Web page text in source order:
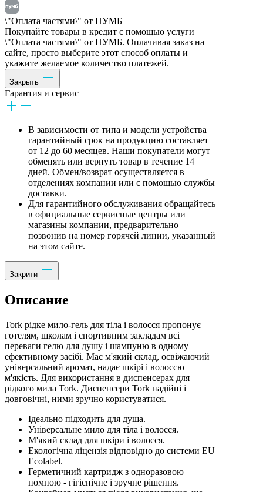
\"Оплата частями\" от ПУМБ
Покупайте товары в кредит с помощью услуги
\"Оплата частями\" от ПУМБ. Оплачивая заказ на
сайте, просто выберите этот способ оплаты и
укажите желаемое количество платежей.
Закрыть
Гарантия и сервис
В зависимости от типа и модели устройства
гарантийный срок на продукцию составляет
от 12 до 60 месяцев. Наши покупатели могут
обменять или вернуть товар в течение 14
дней. Обмен/возврат осуществляется в
отделениях компании или с помощью службы
доставки.
Для гарантийного обслуживания обращайтесь
в официальные сервисные центры или
магазины компании, предварительно
позвонив на номер горячей линии, указанный
на этом сайте.
Закрити
Описание
Tork рідке мило-гель для тіла і волосся пропонує
готелям, школам і спортивним закладам всі
переваги гелю для душу і шампуню в одному
ефективному засібі. Має м'який склад, освіжаючий
універсальний аромат, надає шкірі і волоссю
м'якість. Для використання в диспенсерах для
рідкого мила Tork. Диспенсери Tork надійні і
довговічні, ними зручно користуватися.
Ідеально підходить для душа.
Універсальне мило для тіла і волосся.
М'який склад для шкіри і волосся.
Екологічна ліцензія відповідно до системи EU
Ecolabel.
Герметичний картридж з одноразовою
помпою - гігієнічне і зручне рішення.